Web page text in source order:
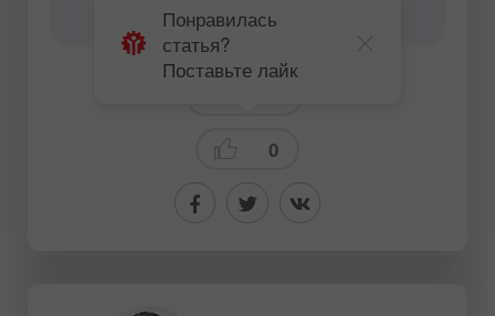
content-authors@instaforex.com
0
Понравилась
статья?
Поставьте лайк